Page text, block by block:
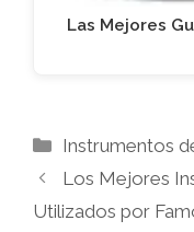
Las Mejores
Categorías
Instrumentos
Los Mejores
Utilizados por